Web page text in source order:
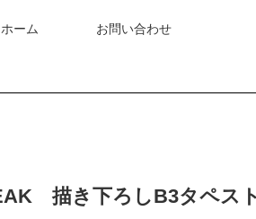
ホーム お問い合わせ
描き下ろしB3タペス